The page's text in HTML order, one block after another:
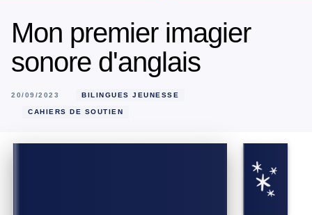
Mon premier imagier
sonore d'anglais
20/09/2023 BILINGUES JEUNESSE
CAHIERS DE SOUTIEN